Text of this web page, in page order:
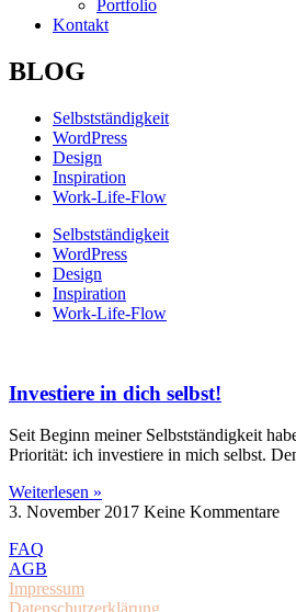
Portfolio
Kontakt
BLOG
Selbstständigkeit
WordPress
Design
Inspiration
Work-Life-Flow
Selbstständigkeit
WordPress
Design
Inspiration
Work-Life-Flow
Investiere in dich selbst!
Seit Beginn meiner Selbstständigkeit
Priorität: ich investiere in mich selbst.
Weiterlesen »
3. November 2017 Keine Kommentare
FAQ
AGB
Impressum